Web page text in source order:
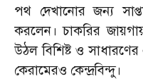
পথ দেখানোর জন্য
করলেন। চাকরির
উঠল বিশিষ্ট ও
কেরামেরও কেন্দ্রবিন্দু।